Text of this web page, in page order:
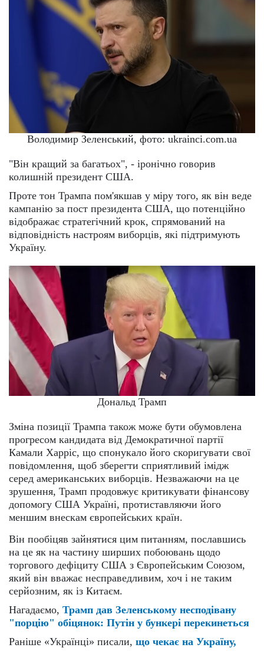
Володимир Зеленський, фото: ukrainci.com.ua
"Він кращий за багатьох", - іронічно говорив
колишній президент США.
Проте тон Трампа пом'якшав у міру того, як він веде
кампанію за пост президента США, що потенційно
відображає стратегічний крок, спрямований на
відповідність настроям виборців, які підтримують
Україну.
Дональд Трамп
Зміна позиції Трампа також може бути обумовлена ​​
прогресом кандидата від Демократичної партії
Камали Харріс, що спонукало його скоригувати свої
повідомлення, щоб зберегти сприятливий імідж
серед американських виборців. Незважаючи на це
зрушення, Трамп продовжує критикувати фінансову
допомогу США Україні, протиставляючи його
меншим внескам європейських країн.
Він пообіцяв зайнятися цим питанням, пославшись
на це як на частину ширших побоювань щодо
торгового дефіциту США з Європейським Союзом,
який він вважає несправедливим, хоч і не таким
серйозним, як із Китаєм.
Нагадаємо, Трамп дав Зеленському несподівану
"порцію" обіцянок: Путін у бункері перекинеться
Раніше «Українці» писали, що чекає на Україну,